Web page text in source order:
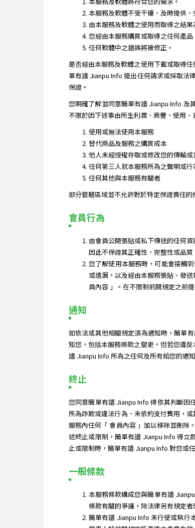
本服務及軟體不受干擾、及時提供、
由本服務及軟體之使用而取得之結果
您經由本服務購買或取得之任何產
任何軟體中之錯誤將被修正。
是否經由本服務及軟體之使用下載或取得
單有譜 Jianpu Info 提出任何請求或採取法
保證。
您明確了解並同意簡單有譜 Jianpu Info 及
不限於因下述事由所生利潤、商譽、使用
使用或無法使用本服務
替代商品及服務之購買成本
他人未經授權存取或修改您的傳輸或
任何第三人就本服務所為之聲明或行
任何其他與本服務有關者
部分管轄區域並不允許對於特定保證責任
會員行為
由會員公開張貼或私下傳送的任何
因此不保證其正確性、完整性或品質
您了解使用本服務時，可能會接觸
或遺漏，以及經由本服務張貼、發
員內容 」。在不限制前開規定之前
通知
如依法或其他相關規定須為通知時，簡單
知您，包括本服務條款之變更。但若您違
譜 Jianpu Info 所為之任何及所有給您的通
終止
您同意簡單有譜 Jianpu Info 得依其判斷因
所為詐欺或違法行為、未依約支付費用，
服務內任何「 會員內容 」加以移除並刪除
述終止或限制，簡單有譜 Jianpu Info 得立
止或限制時，簡單有譜 Jianpu Info 對您或
一般條款
本服務條款構成您與簡單有譜
條款有關的爭議，除法律另有規定
簡單有譜 Jianpu Info 未行使或執行